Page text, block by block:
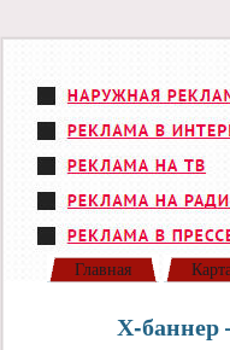
Главная
Х-баннер